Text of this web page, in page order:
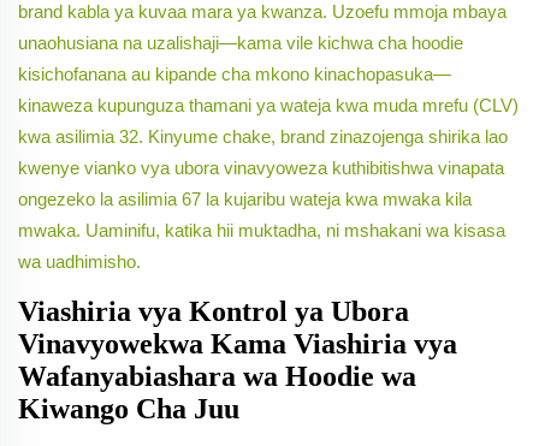
brand kabla ya kuvaa mara ya kwanza. Uzoefu mmoja mbaya
unaohusiana na uzalishaji—kama vile kichwa cha hoodie
kisichofanana au kipande cha mkono kinachopasuka—
kinaweza kupunguza thamani ya wateja kwa muda mrefu (CLV)
kwa asilimia 32. Kinyume chake, brand zinazojenga shirika lao
kwenye vianko vya ubora vinavyoweza kuthibitishwa vinapata
ongezeko la asilimia 67 la kujaribu wateja kwa mwaka kila
mwaka. Uaminifu, katika hii muktadha, ni mshakani wa kisasa
wa uadhimisho.
Viashiria vya Kontrol ya Ubora
Vinavyowekwa Kama Viashiria vya
Wafanyabiashara wa Hoodie wa
Kiwango Cha Juu